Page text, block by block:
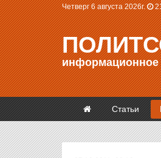
Четверг 6 августа 2026г.
информационное
Статьи